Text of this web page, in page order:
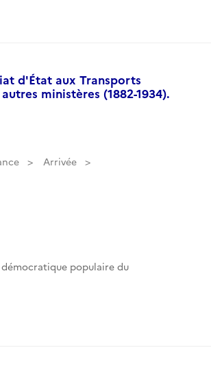
d'État aux Transports
ministères (1882-1934).
Arrivée
démocratique populaire du